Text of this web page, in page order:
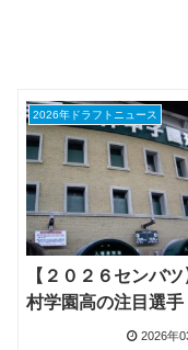
2026年ドラフトニュース
【２０２６センバ
村学園高の注目選手
2026年